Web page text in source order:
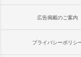
広告掲載のご案内
プライバシーポリシ